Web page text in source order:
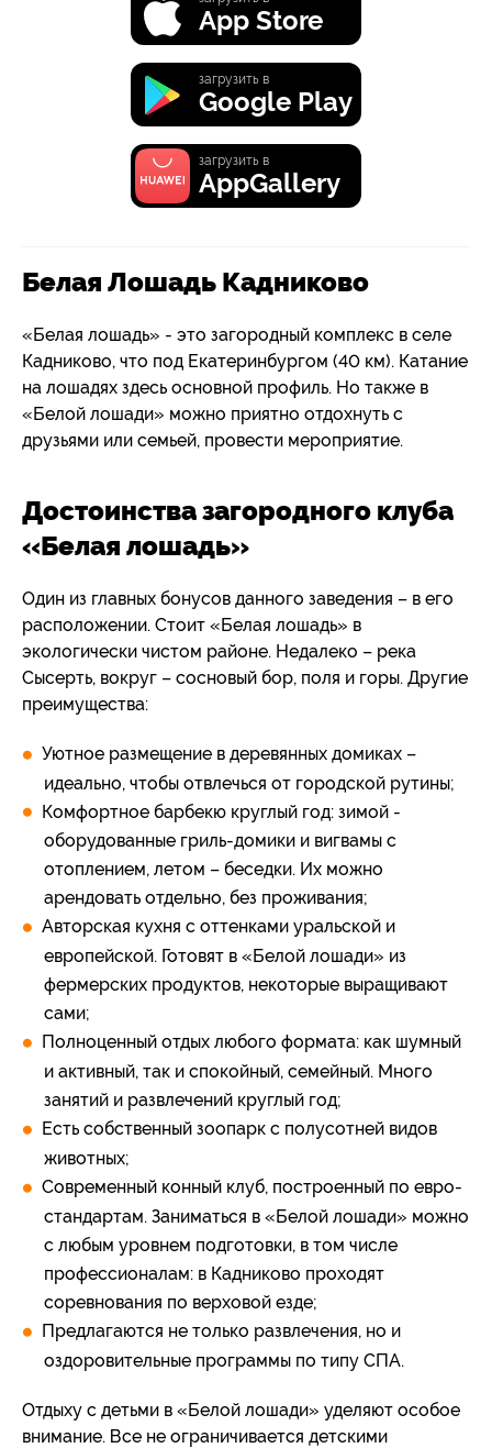
App Store
загрузить в
Google Play
загрузить в
AppGallery
Белая Лошадь Кадниково
«Белая лошадь» - это загородный комплекс в селе
Кадниково, что под Екатеринбургом (40 км). Катание
на лошадях здесь основной профиль. Но также в
«Белой лошади» можно приятно отдохнуть с
друзьями или семьей, провести мероприятие.
Достоинства загородного клуба
«Белая лошадь»
Один из главных бонусов данного заведения – в его
расположении. Стоит «Белая лошадь» в
экологически чистом районе. Недалеко – река
Сысерть, вокруг – сосновый бор, поля и горы. Другие
преимущества:
Уютное размещение в деревянных домиках –
идеально, чтобы отвлечься от городской рутины;
Комфортное барбекю круглый год: зимой -
оборудованные гриль-домики и вигвамы с
отоплением, летом – беседки. Их можно
арендовать отдельно, без проживания;
Авторская кухня с оттенками уральской и
европейской. Готовят в «Белой лошади» из
фермерских продуктов, некоторые выращивают
сами;
Полноценный отдых любого формата: как шумный
и активный, так и спокойный, семейный. Много
занятий и развлечений круглый год;
Есть собственный зоопарк с полусотней видов
животных;
Современный конный клуб, построенный по евро-
стандартам. Заниматься в «Белой лошади» можно
с любым уровнем подготовки, в том числе
профессионалам: в Кадниково проходят
соревнования по верховой езде;
Предлагаются не только развлечения, но и
оздоровительные программы по типу СПА.
Отдыху с детьми в «Белой лошади» уделяют особое
внимание. Все не ограничивается детскими